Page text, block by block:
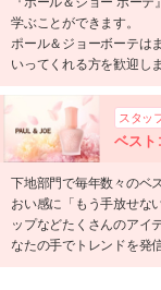
学ぶことができます。
ポール＆ジョーボーテは
いってくれる方を歓迎しま
スタッ
ベスト
下地部門で毎年数々のベ
おい感に「もう手放せな
ップなどたくさんのアイ
なたの手でトレンドを発